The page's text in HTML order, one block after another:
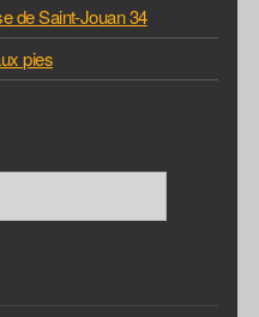
de Saint-Jouan 34
pies